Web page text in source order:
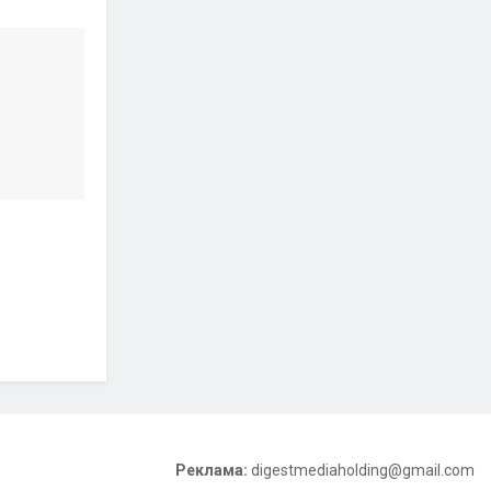
Реклама: digestmediaholding@gmail.com